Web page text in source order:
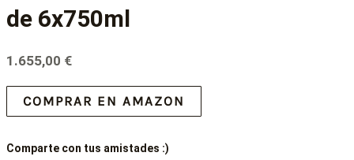
de 6x750ml
1.655,00 €
COMPRAR EN AMAZON
Comparte con tus amistades :)